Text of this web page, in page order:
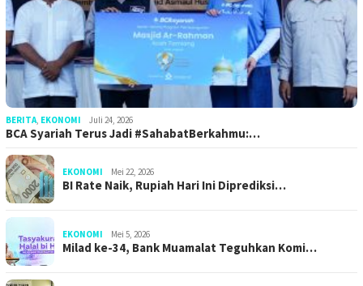
BERITA EKONOMI Juli 24, 2026
BCA Syariah Terus Jadi #SahabatBerkahmu:…
EKONOMI Mei 22, 2026
BI Rate Naik, Rupiah Hari Ini Diprediksi…
EKONOMI Mei 5, 2026
Milad ke-34, Bank Muamalat Teguhkan Komi…